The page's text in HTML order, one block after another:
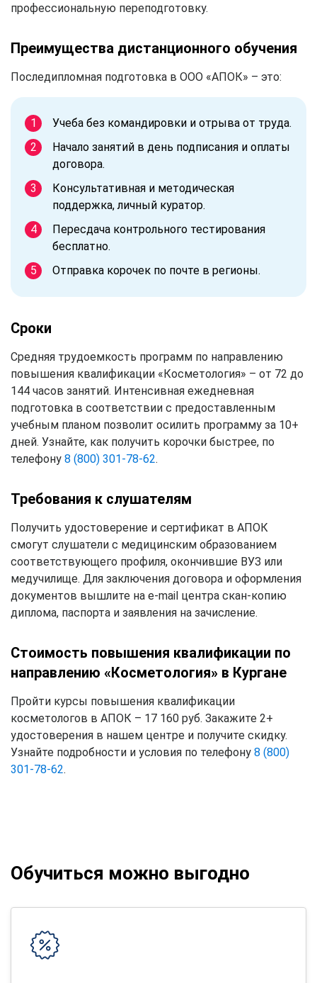
профессиональную переподготовку.
Преимущества дистанционного обучения
Последипломная подготовка в ООО «АПОК» – это:
Учеба без командировки и отрыва от труда.
Начало занятий в день подписания и оплаты
договора.
Консультативная и методическая
поддержка, личный куратор.
Пересдача контрольного тестирования
бесплатно.
Отправка корочек по почте в регионы.
Сроки
Средняя трудоемкость программ по направлению
повышения квалификации «Косметология» – от 72 до
144 часов занятий. Интенсивная ежедневная
подготовка в соответствии с предоставленным
учебным планом позволит осилить программу за 10+
дней. Узнайте, как получить корочки быстрее, по
телефону 8 (800) 301-78-62.
Требования к слушателям
Получить удостоверение и сертификат в АПОК
смогут слушатели с медицинским образованием
соответствующего профиля, окончившие ВУЗ или
медучилище. Для заключения договора и оформления
документов вышлите на e-mail центра скан-копию
диплома, паспорта и заявления на зачисление.
Стоимость повышения квалификации по
направлению «Косметология» в Кургане
Пройти курсы повышения квалификации
косметологов в АПОК – 17 160 руб. Закажите 2+
удостоверения в нашем центре и получите скидку.
Узнайте подробности и условия по телефону 8 (800)
301-78-62.
Обучиться можно выгодно